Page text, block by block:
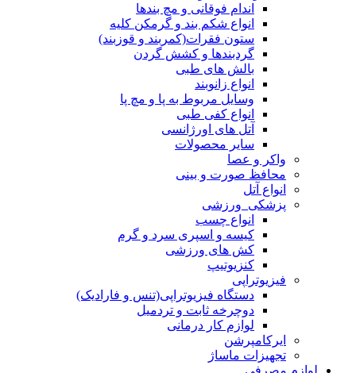
اندام فوقانی و مچ بندها
انواع شکم بند و گرمکن کلیه
ستون فقرات(کمربند و قوزبند)
گردبندها و کشش گردن
بالش های طبی
انواع زانوبند
وسایل مربوط به پا و مچ پا
انواع کفی طبی
آتل های اورژانسی
سایر محصولات
واکر و عصا
محافظ صورت و بینی
انواع آتل
پزشکی_ورزشی
انواع چسب
کیسه و اسپری سرد و گرم
کش های ورزشی
کنزیوتیپ
فیزیوتراپی
دستگاه فیزیوتراپی(تنس و فارادیک)
دوچرخه ثابت و تردمیل
لوازم کار درمانی
ایرکامپرشن
تجهیزات ماساژ
لوازم مصرفی